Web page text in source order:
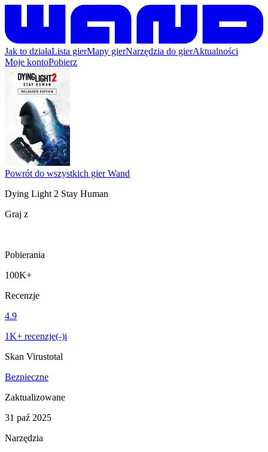
Jak to działaLista gierMapy gierNarzędzia do gierAktualności
Moje kontoPobierz
Powrót do wszystkich gier Wand
Dying Light 2 Stay Human
Graj z
Pobierania
100K+
Recenzje
4.9
1K+ recenzje(-)i
Skan Virustotal
Bezpieczne
Zaktualizowane
31 paź 2025
Narzędzia